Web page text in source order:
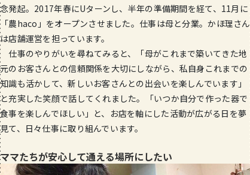
念発起。2017年春にUターンし、半年の準備期間を経て、11月に
「農haco」をオープンさせました。仕事は母と分業。かほ理さん
は店舗運営を担っています。
仕事のやりがいを尋ねてみると、「母がこれまで築いてきた地
元のお客さんとの信頼関係を大切にしながら、私自身これまでの
知識も活かして、新しいお客さんとの出会いを楽しんでいます」
と充実した笑顔で話してくれました。「いつか自分で作った器で
食事を楽しんでほしい」と、お店を軸にした活動が広がる日を夢
見て、日々仕事に取り組んでいます。
ママたちが安心して通える場所にしたい